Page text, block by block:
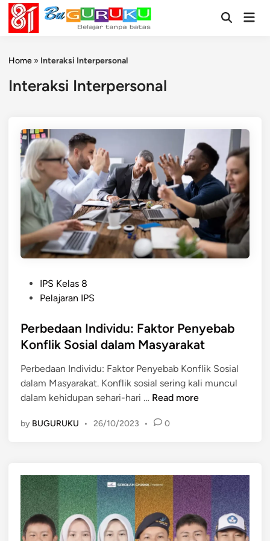
Skip
content
OpenMain
Home » Interaksi Interpersonal
Interaksi Interpersonal
t
e
i
n
IPS Kelas 8
Pelajaran IPS
Perbedaan Individu: Faktor Penyebab
Konflik Sosial dalam Masyarakat
Perbedaan Individu: Faktor Penyebab Konflik Sosial
dalam Masyarakat. Konflik sosial sering kali muncul
dalam kehidupan sehari-hari … P
r
a
a
n
I
Read more
by BUGURUKU • 26/10/2023 • 0